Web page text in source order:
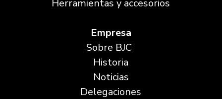
Herramientas y accesorios
Empresa
Sobre BJC
Historia
Noticias
Delegaciones